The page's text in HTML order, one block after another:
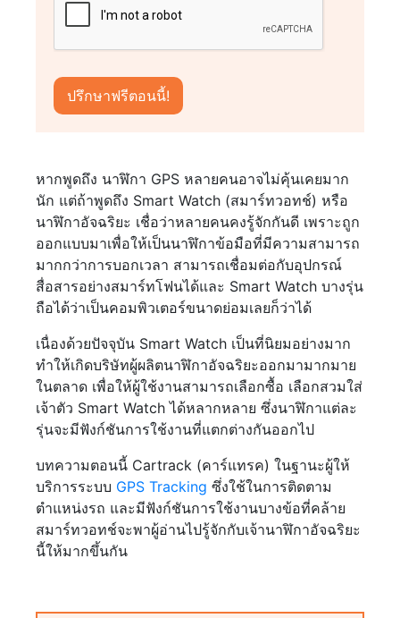
หากพูดถึง นาฬิกา GPS หลายคนอาจไม่คุ้นเคยมาก
นัก แต่ถ้าพูดถึง Smart Watch (สมาร์ทวอทช์) หรือ
นาฬิกาอัจฉริยะ เชื่อว่าหลายคนคงรู้จักกันดี เพราะถูก
ออกแบบมาเพื่อให้เป็นนาฬิกาข้อมือที่มีความสามารถ
มากกว่าการบอกเวลา สามารถเชื่อมต่อกับอุปกรณ์
สื่อสารอย่างสมาร์ทโฟนได้และ Smart Watch บางรุ่น
ถือได้ว่าเป็นคอมพิวเตอร์ขนาดย่อมเลยก็ว่าได้
เนื่องด้วยปัจจุบัน Smart Watch เป็นที่นิยมอย่างมาก
ทำให้เกิดบริษัทผู้ผลิตนาฬิกาอัจฉริยะออกมามากมาย
ในตลาด เพื่อให้ผู้ใช้งานสามารถเลือกซื้อ เลือกสวมใส่
เจ้าตัว Smart Watch ได้หลากหลาย ซึ่งนาฬิกาแต่ละ
รุ่นจะมีฟังก์ชันการใช้งานที่แตกต่างกันออกไป
บทความตอนนี้ Cartrack (คาร์แทรค) ในฐานะผู้ให้
บริการระบบ GPS Tracking ซึ่งใช้ในการติดตาม
ตำแหน่งรถ และมีฟังก์ชันการใช้งานบางข้อที่คล้าย
สมาร์ทวอทช์จะพาผู้อ่านไปรู้จักกับเจ้านาฬิกาอัจฉริยะ
นี้ให้มากขึ้นกัน